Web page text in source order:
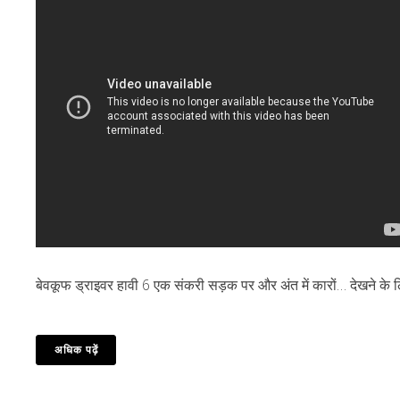
बेवकूफ ड्राइवर हावी 6 एक संकरी सड़क पर और अंत में कारों… देखने के
अधिक पढ़ें